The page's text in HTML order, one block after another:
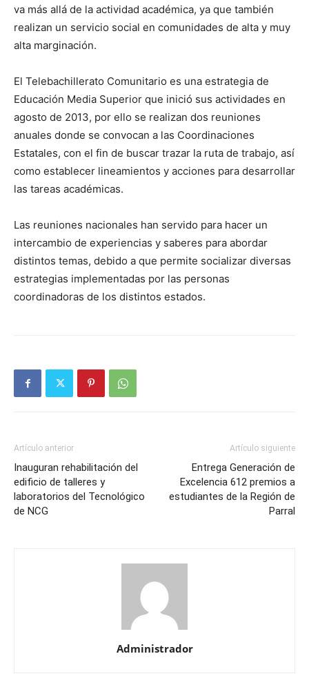
va más allá de la actividad académica, ya que también
realizan un servicio social en comunidades de alta y muy
alta marginación.
El Telebachillerato Comunitario es una estrategia de
Educación Media Superior que inició sus actividades en
agosto de 2013, por ello se realizan dos reuniones
anuales donde se convocan a las Coordinaciones
Estatales, con el fin de buscar trazar la ruta de trabajo, así
como establecer lineamientos y acciones para desarrollar
las tareas académicas.
Las reuniones nacionales han servido para hacer un
intercambio de experiencias y saberes para abordar
distintos temas, debido a que permite socializar diversas
estrategias implementadas por las personas
coordinadoras de los distintos estados.
Artículo anterior
Inauguran rehabilitación del
edificio de talleres y
laboratorios del Tecnológico
de NCG
Artículo siguiente
Entrega Generación de
Excelencia 612 premios a
estudiantes de la Región de
Parral
Administrador